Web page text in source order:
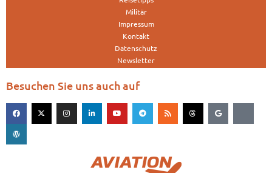
Militär
Impressum
Kontakt
Datenschutz
Newsletter
Besuchen Sie uns auch auf